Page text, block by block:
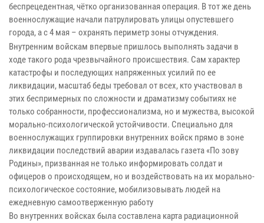
беспрецедентная, чётко организованная операция. В тот же день
военнослужащие начали патрулировать улицы опустевшего
города, а с 4 мая – охранять периметр зоны отчуждения.
Внутренним войскам впервые пришлось выполнять задачи в
ходе такого рода чрезвычайного происшествия. Сам характер
катастрофы и последующих напряженных усилий по ее
ликвидации, масштаб беды требовал от всех, кто участвовал в
этих беспримерных по сложности и драматизму событиях не
только собранности, профессионализма, но и мужества, высокой
морально-психологической устойчивости. Специально для
военнослужащих группировки внутренних войск прямо в зоне
ликвидации последствий аварии издавалась газета «По зову
Родины», призванная не только информировать солдат и
офицеров о происходящем, но и воздействовать на их морально-
психологическое состояние, мобилизовывать людей на
ежедневную самоотверженную работу
Во внутренних войсках была составлена карта радиационной